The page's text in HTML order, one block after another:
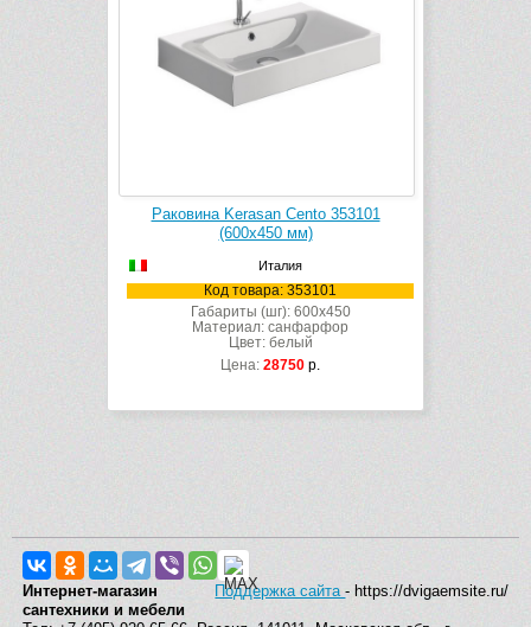
Раковина Kerasan Cento 353101
(600х450 мм)
Италия
Код товара: 353101
Габариты (шг): 600x450
Материал: санфарфор
Цвет: белый
Цена: 28750 р.
Поддержка сайта- https://dvigaemsite.ru/
Интернет-магазин
сантехники и мебели